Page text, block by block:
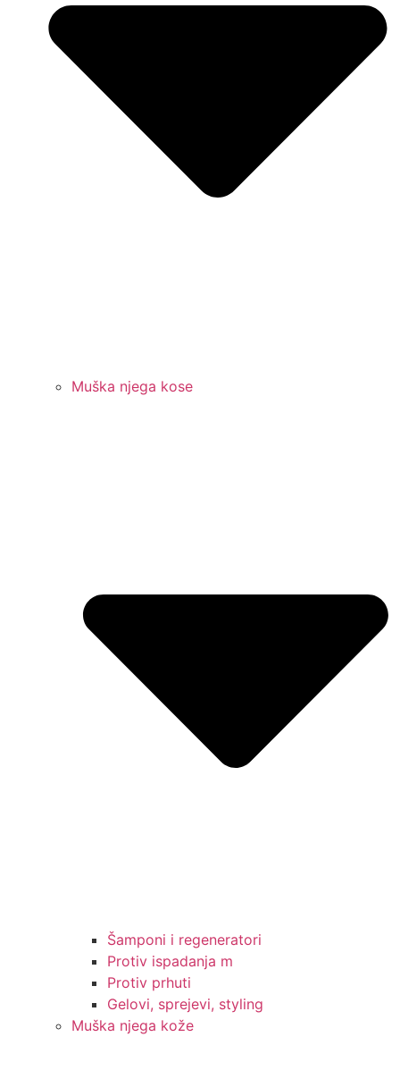
Muška njega kose
Šamponi i regeneratori
Protiv ispadanja m
Protiv prhuti
Gelovi, sprejevi, styling
Muška njega kože